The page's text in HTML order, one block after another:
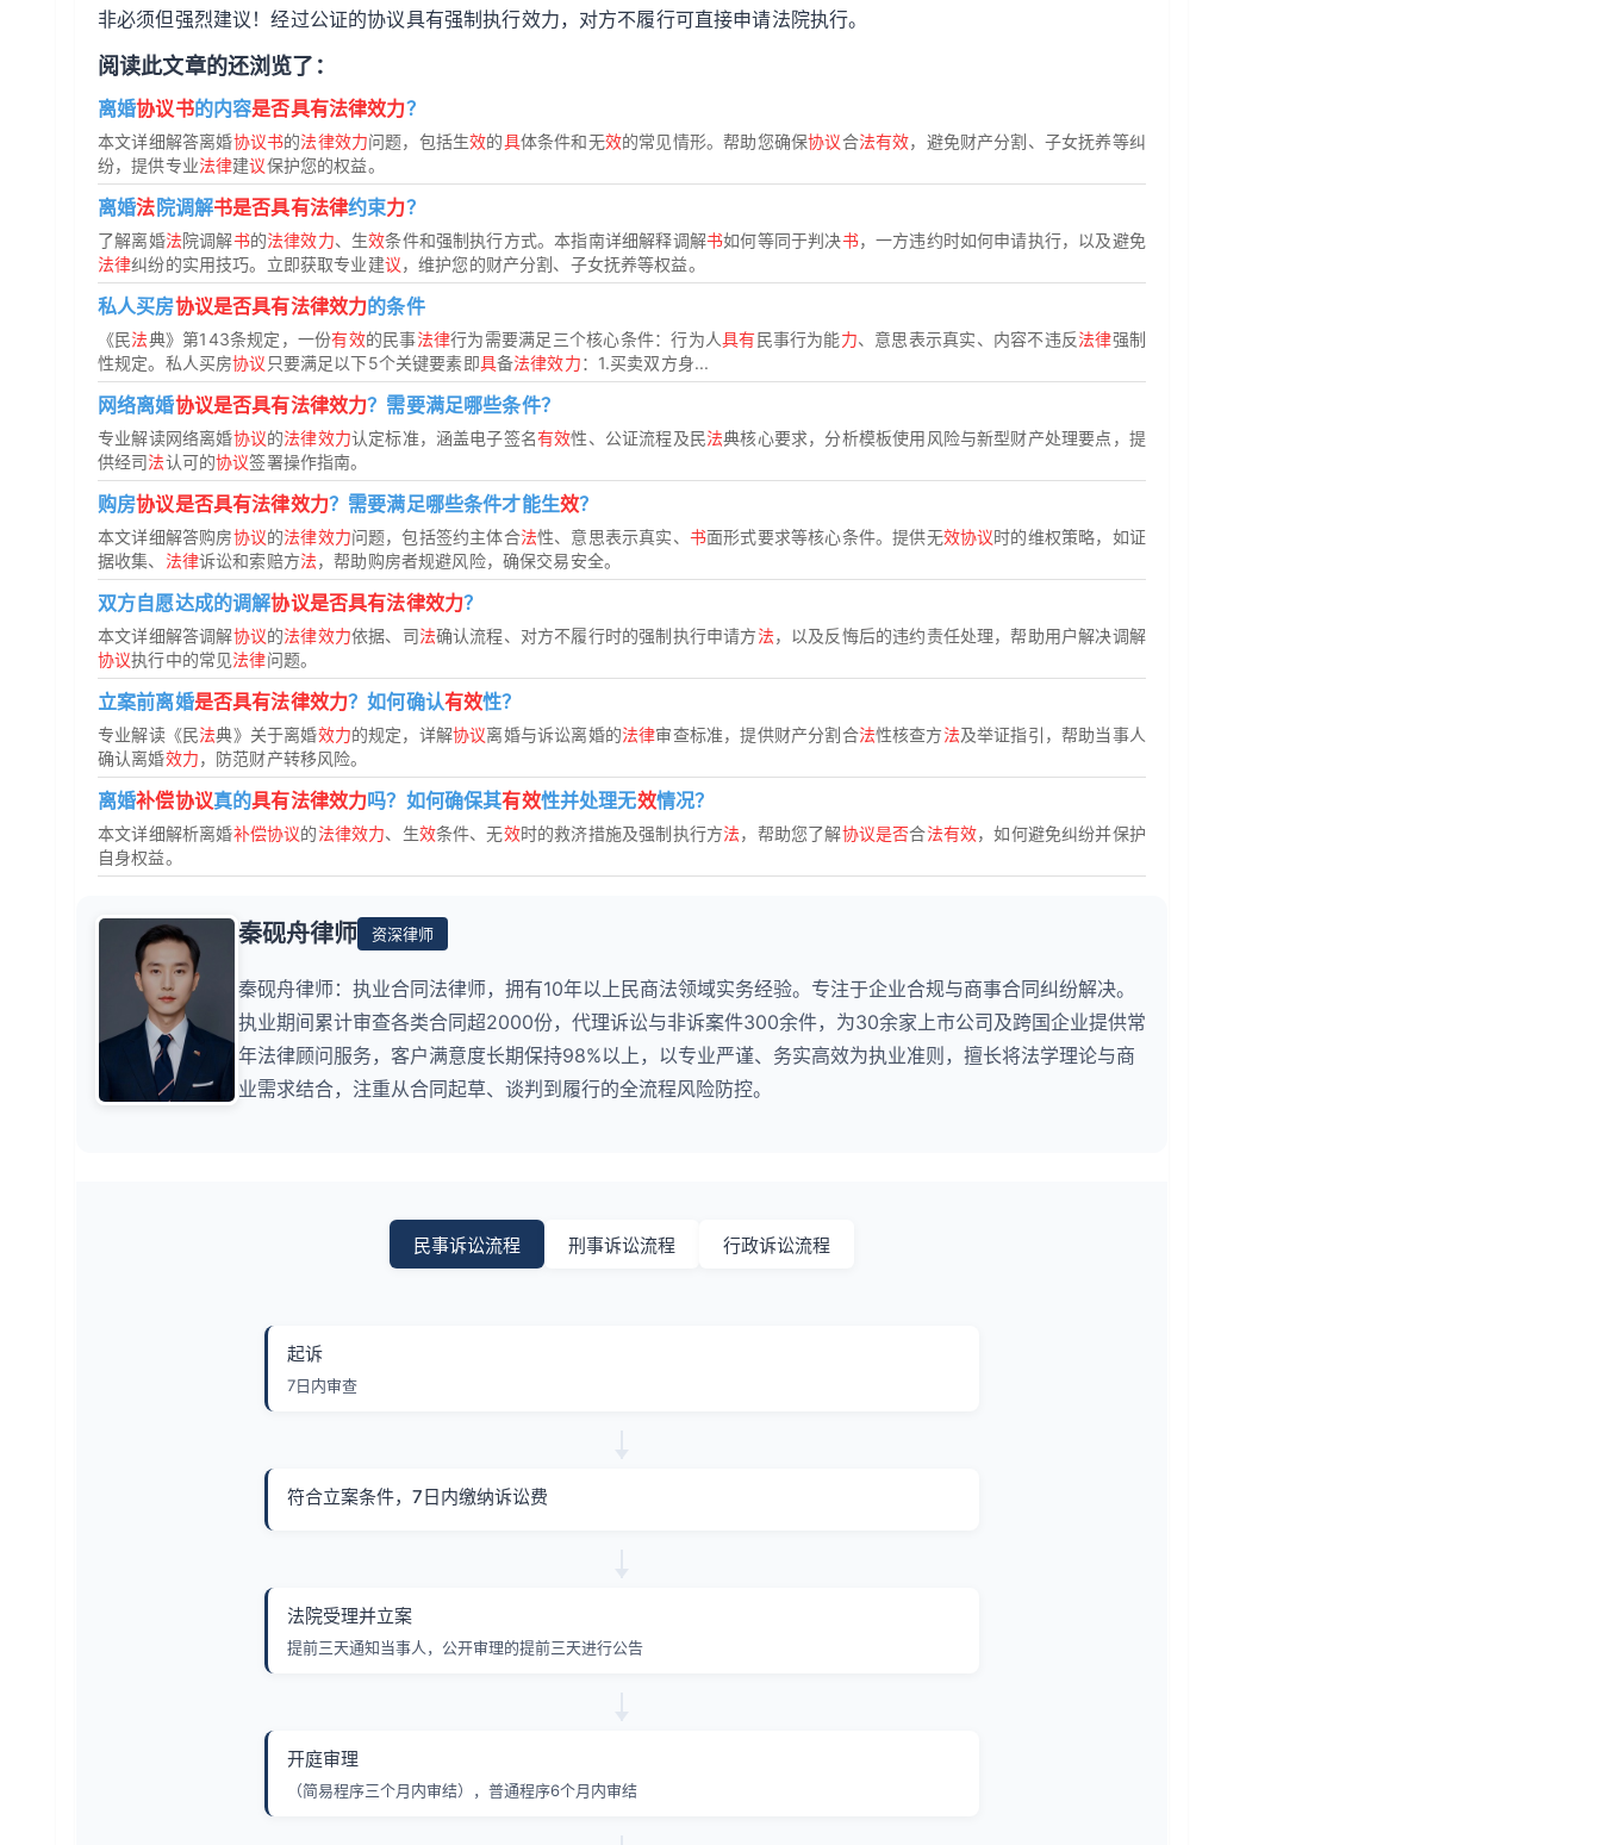
非必须但强烈建议！经过公证的协议具有强制执行效力，对方不履行可直接申请法院执行。
阅读此文章的还浏览了：
离婚协议书的内容是否具有法律效力？
本文详细解答离婚协议书的法律效力问题，包括生效的具体条件和无效的常见情形。帮助您确保协议合法有效，避免财产分割、子女抚养等纠
纷，提供专业法律建议保护您的权益。
离婚法 院调解书是否具有法律约束力？
了解离婚法院调解书的法律效力、生效条件和强制执行方式。本指南详细解释调解书如何等同于判决书，一方违约时如何申请执行，以及避免
法律纠纷的实用技巧。立即获取专业建议，维护您的财产分割、子女抚养等权益。
私人买房协议是否具有法律效力的条件
《民法典》第143条规定，一份有效的民事法律行为需要满足三个核心条件：行为人具有民事行为能力、意思表示真实、内容不违反法律强制
性规定。私人买房协议 只要满足以下5个关键要素即具备法律效力：1.买卖双方身...
网络离婚协议是否具有法律效力？需要满足哪些条件？
专业解读网络离婚协议的法律效力认定标准，涵盖电子签名有效性、公证流程及民法典核心要求，分析模板使用风险与新型财产处理要点，提
供经司法认可的协议签署操作指南。
购房协议是否具有法律效力？需要满足哪些条件才能生效？
本文详细解答购房协议的法律效力问题，包括签约主体合法性、意思表示真实、 书面形式要求等核心条件。提供无效协议时的维权策略，如证
据收集、 法律诉讼和索赔方法，帮助购房者规避风险，确保交易安全。
双方自愿达成的调解协议是否具有法律效力？
本文详细解答调解协议的法律效力依据、司法确认流程、对方不履行时的强制执行申请方法，以及反悔后的违约责任处理，帮助用户解决调解
协议执行中的常见法律问题。
立案前离婚是否具有法律效力？如何确认有效性？
专业解读《民法典》关于离婚效力的规定，详解协议离婚与诉讼离婚的法律审查标准，提供财产分割合法性核查方法及举证指引，帮助当事人
确认离婚效力，防范财产转移风险。
离婚补偿协议真的具有法律效力吗？如何确保其有效性并处理无效情况？
本文详细解析离婚补偿协议的法律效力、生效条件、无效时的救济措施及强制执行方法，帮助您了解协议是否合法有效，如何避免纠纷并保护
自身权益。
秦砚舟律师 资深律师
秦砚舟律师：执业合同法律师，拥有10年以上民商法领域实务经验。专注于企业合规与商事合同纠纷解决。
执业期间累计审查各类合同超2000份，代理诉讼与非诉案件300余件，为30余家上市公司及跨国企业提供常
年法律顾问服务，客户满意度长期保持98%以上，以专业严谨、务实高效为执业准则，擅长将法学理论与商
业需求结合，注重从合同起草、谈判到履行的全流程风险防控。
民事诉讼流程 刑事诉讼流程 行政诉讼流程
起诉
7日内审查
符合立案条件，7日内缴纳诉讼费
法院受理并立案
提前三天通知当事人，公开审理的提前三天进行公告
开庭审理
（简易程序三个月内审结），普通程序6个月内审结